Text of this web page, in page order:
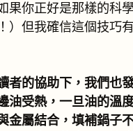
果你正好是那樣的科
）但我確信這個技巧
者的協助下，我們也
油受熱，一旦油的溫
金屬結合，填補鍋子